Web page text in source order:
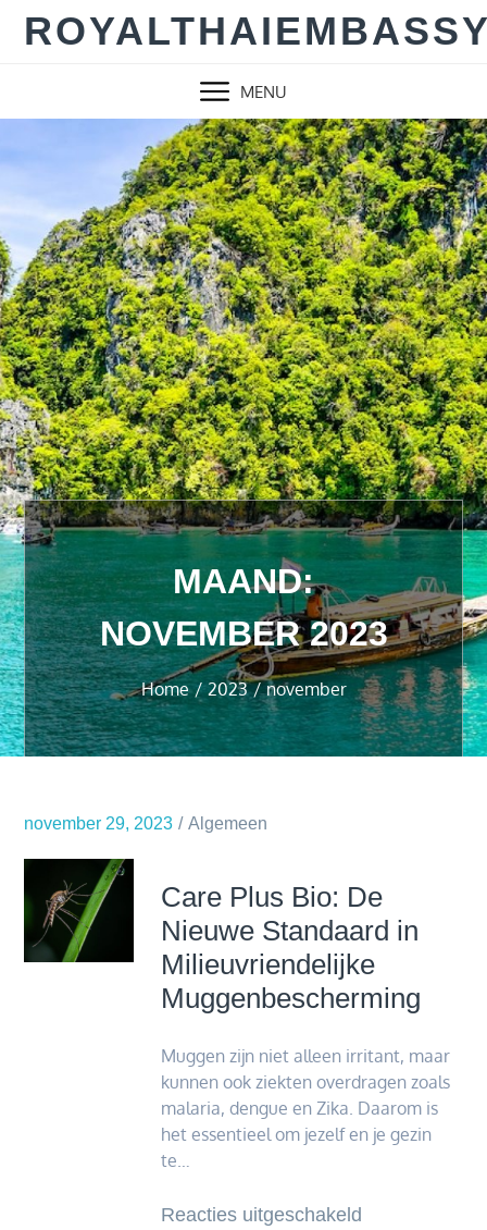
Skip
MENU
MAAND:
NOVEMBER 2023
Home 2023 november
november 29, 2023 Algemeen
Care Plus Bio: De
Nieuwe Standaard in
Milieuvriendelijke
Muggenbescherming
Muggen zijn niet alleen irritant, maar
kunnen ook ziekten overdragen zoals
malaria, dengue en Zika. Daarom is
het essentieel om jezelf en je gezin
te…
Reacties uitgeschakeld